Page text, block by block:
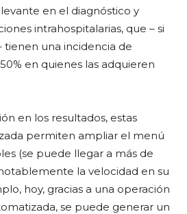
en el diagnóstico y
intrahospitalarias, que – si
tienen una incidencia de
en quienes las adquieren
en los resultados, estas
permiten ampliar el menú
(se puede llegar a más de
la velocidad en su
hoy, gracias a una operación
se puede generar un